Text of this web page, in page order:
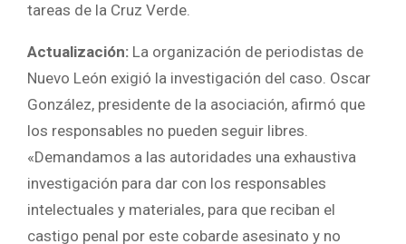
tareas de la Cruz Verde.
Actualización: La organización de periodistas de
Nuevo León exigió la investigación del caso. Oscar
González, presidente de la asociación, afirmó que
los responsables no pueden seguir libres.
«Demandamos a las autoridades una exhaustiva
investigación para dar con los responsables
intelectuales y materiales, para que reciban el
castigo penal por este cobarde asesinato y no